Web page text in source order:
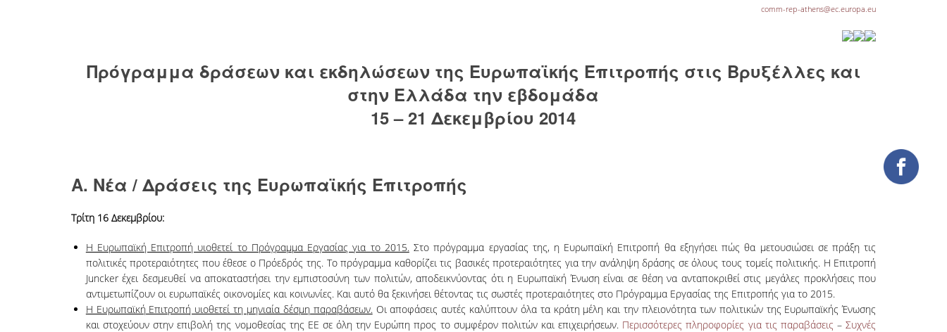
comm-rep-athens@ec.europa.eu
Πρόγραμμα δράσεων και εκδηλώσεων της Ευρωπαϊκής Επιτροπής στις Βρυξέλλες και
στην Ελλάδα την εβδομάδα
15 – 21 Δεκεμβρίου 2014
A. Νέα / Δράσεις της Ευρωπαϊκής Επιτροπής
Τρίτη 16 Δεκεμβρίου:
Η Ευρωπαϊκή Επιτροπή υιοθετεί το Πρόγραμμα Εργασίας για το 2015. Στο πρόγραμμα εργασίας της, η Ευρωπαϊκή Επιτροπή θα εξηγήσει πώς θα μετουσιώσει σε πράξη τις
πολιτικές προτεραιότητες που έθεσε ο Πρόεδρός της. Το πρόγραμμα καθορίζει τις βασικές προτεραιότητες για την ανάληψη δράσης σε όλους τους τομείς πολιτικής. Η Επιτροπή
Juncker έχει δεσμευθεί να αποκαταστήσει την εμπιστοσύνη των πολιτών, αποδεικνύοντας ότι η Ευρωπαϊκή Ένωση είναι σε θέση να ανταποκριθεί στις μεγάλες προκλήσεις που
αντιμετωπίζουν οι ευρωπαϊκές οικονομίες και κοινωνίες. Και αυτό θα ξεκινήσει θέτοντας τις σωστές προτεραιότητες στο Πρόγραμμα Εργασίας της Επιτροπής για το 2015.
Η Ευρωπαϊκή Επιτροπή υιοθετεί τη μηνιαία δέσμη παραβάσεων. Οι αποφάσεις αυτές καλύπτουν όλα τα κράτη μέλη και την πλειονότητα των πολιτικών της Ευρωπαϊκής Ένωσης
και στοχεύουν στην επιβολή της νομοθεσίας της ΕΕ σε όλη την Ευρώπη προς το συμφέρον πολιτών και επιχειρήσεων. Περισσότερες πληροφορίες για τις παραβάσεις –Συχνές